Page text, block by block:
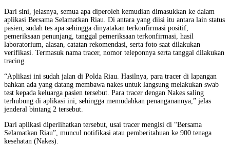
Dari sini, jelasnya, semua apa diperoleh kemudian dimasukkan ke dalam
aplikasi Bersama Selamatkan Riau. Di antara yang diisi itu antara lain status
pasien, sudah tes apa sehingga dinyatakan terkonfirmasi positif,
pemeriksaan penunjang, tanggal pemeriksaan terkonfirmasi, hasil
laboratorium, alasan, catatan rekomendasi, serta foto saat dilakukan
verifikasi. Termasuk nama tracer, nomor teleponnya serta tanggal dilakukan
tracing.
“Aplikasi ini sudah jalan di Polda Riau. Hasilnya, para tracer di lapangan
bahkan ada yang datang membawa nakes untuk langsung melakukan swab
test kepada keluarga pasien tersebut. Para tracer dengan Nakes saling
terhubung di aplikasi ini, sehingga memudahkan penanganannya,” jelas
jenderal bintang 2 tersebut.
Dari aplikasi diperlihatkan tersebut, usai tracer mengisi di “Bersama
Selamatkan Riau”, muncul notifikasi atau pemberitahuan ke 900 tenaga
kesehatan (Nakes).